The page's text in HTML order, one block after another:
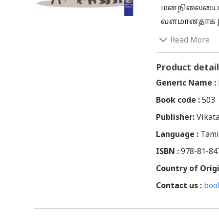
வளமானதாக
அமைவதற்கும்
சங்கடங்கள்
சகஜம்தான்.
இந்த
கல்வி,
Read More
Product
Generic Name :
Book code : 503
Publisher:
Language :
ISBN : 978-81-
Country of
Contact us :